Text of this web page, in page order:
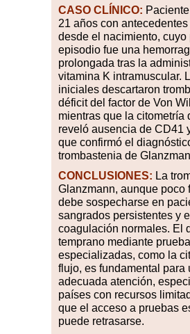
CASO CLÍNICO:
21 años con
desde el nacimiento, cuyo
episodio fue una
prolongada tras la
vitamina K intramuscular.
iniciales descartaron
déficit del factor de Von
mientras que la citometría
reveló ausencia de CD41
que confirmó el
trombastenia de
CONCLUSIONES: La
Glanzmann, aunque poco
debe sospecharse en
sangrados persistentes y
coagulación normales. El
temprano mediante
especializadas, como la
flujo, es fundamental para
adecuada atención,
países con recursos
que el acceso a pruebas
puede retrasarse.